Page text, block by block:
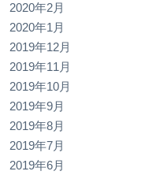
2020年2月
2020年1月
2019年12月
2019年11月
2019年10月
2019年9月
2019年8月
2019年7月
2019年6月